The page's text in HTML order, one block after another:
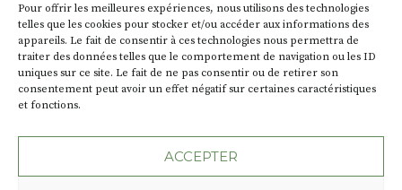
Pour offrir les meilleures expériences, nous utilisons des technologies
telles que les cookies pour stocker et/ou accéder aux informations des
appareils. Le fait de consentir à ces technologies nous permettra de
traiter des données telles que le comportement de navigation ou les ID
uniques sur ce site. Le fait de ne pas consentir ou de retirer son
consentement peut avoir un effet négatif sur certaines caractéristiques
et fonctions.
ACCEPTER
les 3 jours)
Minimum 8 personnes – sans
pension complète
Prix pour l’accompagnement et
Dates au choix :
Suivez toute l'actu de Strada